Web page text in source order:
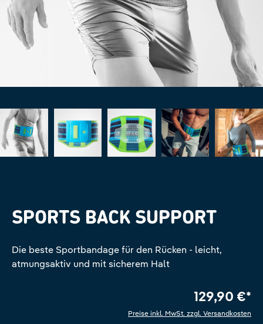
SPORTS BACK SUPPORT
Die beste Sportbandage für den Rücken - leicht,
atmungsaktiv und mit sicherem Halt
129,90 €*
Preise inkl. MwSt. zzgl. Versandkosten